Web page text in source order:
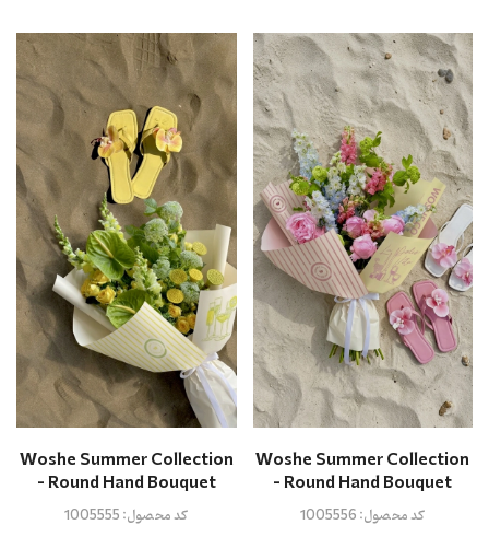
Woshe Summer Collection
- Round Hand Bouquet
کد محصول:1005556
Woshe Summer Collection
- Round Hand Bouquet
کد محصول:1005555